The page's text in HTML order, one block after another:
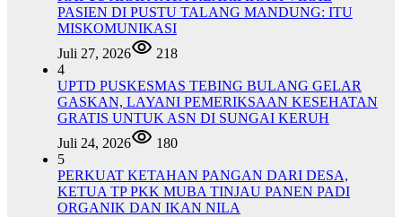
PASIEN DI PUSTU TALANG MANDUNG: ITU
MISKOMUNIKASI
Juli 27, 2026
218
4
UPTD PUSKESMAS TEBING BULANG GELAR
GASKAN, LAYANI PEMERIKSAAN KESEHATAN
GRATIS UNTUK ASN DI SUNGAI KERUH
Juli 24, 2026
180
5
PERKUAT KETAHAN PANGAN DARI DESA,
KETUA TP PKK MUBA TINJAU PANEN PADI
ORGANIK DAN IKAN NILA